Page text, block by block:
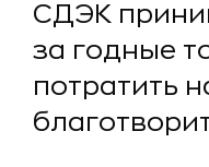
СДЭК
за годные
потратить